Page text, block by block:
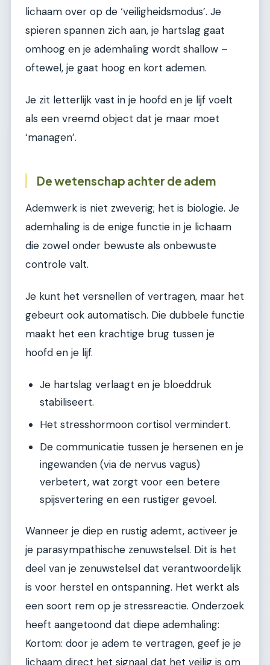
lichaam over op de ‘veiligheidsmodus’. Je
spieren spannen zich aan, je hartslag gaat
omhoog en je ademhaling wordt shallow –
oftewel, je gaat hoog en kort ademen.
Je zit letterlijk vast in je hoofd en je lijf voelt
als een vreemd object dat je maar moet
‘managen’.
De wetenschap achter de adem
Ademwerk is niet zweverig; het is biologie. Je
ademhaling is de enige functie in je lichaam
die zowel onder bewuste als onbewuste
controle valt.
Je kunt het versnellen of vertragen, maar het
gebeurt ook automatisch. Die dubbele functie
maakt het een krachtige brug tussen je
hoofd en je lijf.
Je hartslag verlaagt en je bloeddruk
stabiliseert.
Het stresshormoon cortisol vermindert.
De communicatie tussen je hersenen en je
ingewanden (via de nervus vagus)
verbetert, wat zorgt voor een betere
spijsvertering en een rustiger gevoel.
Wanneer je diep en rustig ademt, activeer je
je parasympathische zenuwstelsel. Dit is het
deel van je zenuwstelsel dat verantwoordelijk
is voor herstel en ontspanning. Het werkt als
een soort rem op je stressreactie. Onderzoek
heeft aangetoond dat diepe ademhaling:
Kortom: door je adem te vertragen, geef je je
lichaam direct het signaal dat het veilig is om